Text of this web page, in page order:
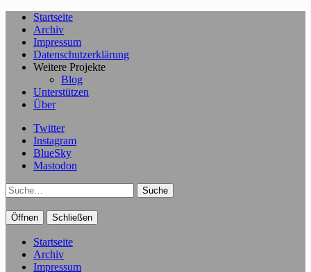
Startseite
Archiv
Impressum
Datenschutzerklärung
Weitere Projekte
Blog
Unterstützen
Über
Twitter
Instagram
BlueSky
Mastodon
Suche
Öffnen Schließen
Startseite
Archiv
Impressum